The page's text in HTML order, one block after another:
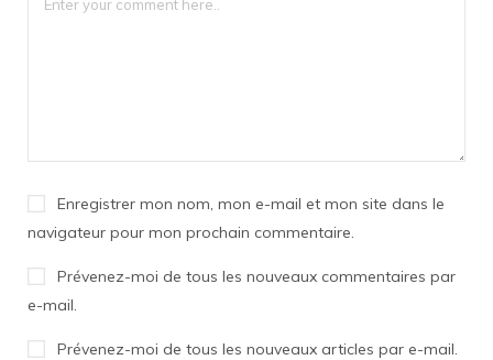
Enregistrer mon nom, mon e-mail et mon site dans le
navigateur pour mon prochain commentaire.
Prévenez-moi de tous les nouveaux commentaires par
e-mail.
Prévenez-moi de tous les nouveaux articles par e-mail.